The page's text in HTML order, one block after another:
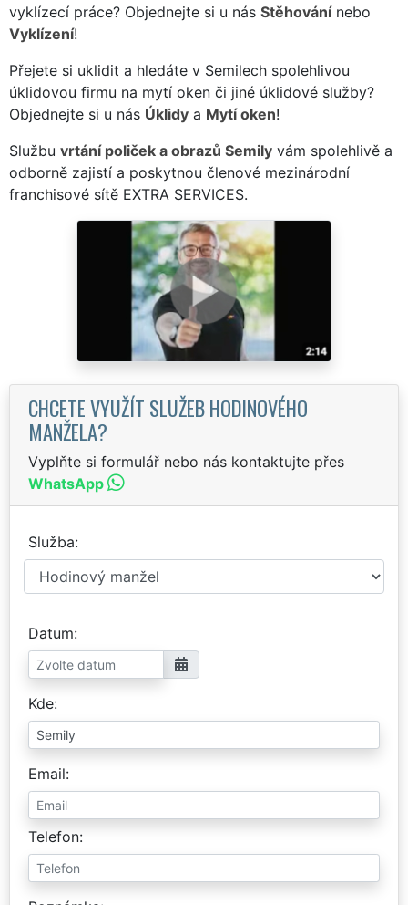
vyklízecí práce? Objednejte si u nás Stěhovánínebo
Vyklízení!
Přejete si uklidit a hledáte v Semilech spolehlivou
úklidovou firmu na mytí oken či jiné úklidové služby?
Objednejte si u nás Úklidy a Mytí oken!
Službu vrtání poliček a obrazů Semily vám spolehlivě a
odborně zajistí a poskytnou členové mezinárodní
franchisové sítě EXTRA SERVICES.
CHCETE VYUŽÍT SLUŽEB HODINOVÉHO
MANŽELA?
Vyplňte si formulář nebo nás kontaktujte přes
WhatsApp
Služba
Datum
Kde
Email
Telefon